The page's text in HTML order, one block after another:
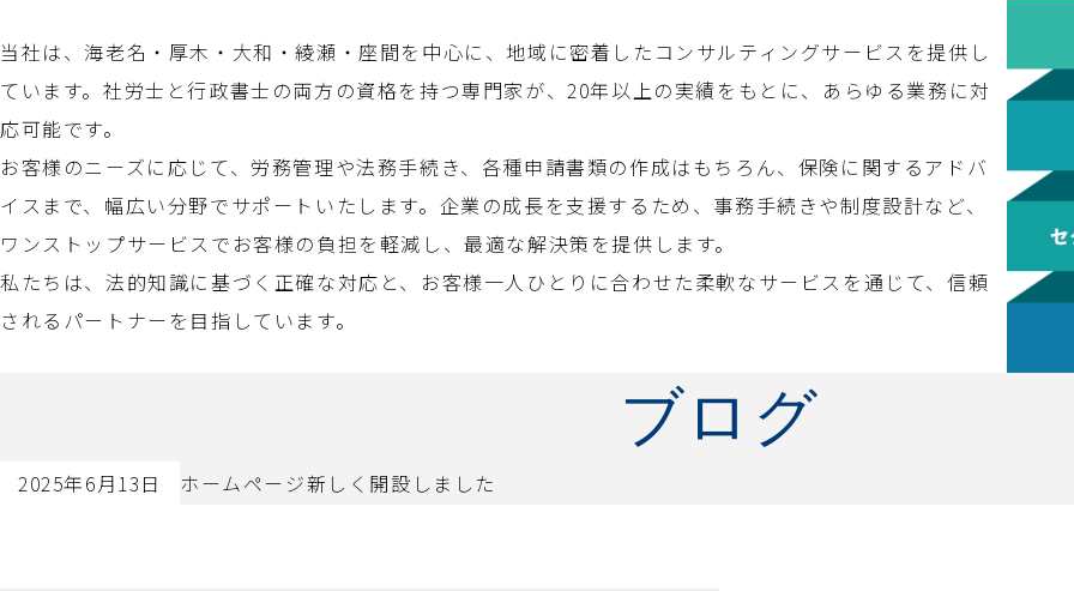
当社は、海老名・厚木・大和・綾瀬・座間を中心に、地域に密着したコンサルティングサービスを提供し
ています。社労士と行政書士の両方の資格を持つ専門家が、20年以上の実績をもとに、あらゆる業務に対
応可能です。
お客様のニーズに応じて、労務管理や法務手続き、各種申請書類の作成はもちろん、保険に関するアドバ
イスまで、幅広い分野でサポートいたします。企業の成長を支援するため、事務手続きや制度設計など、
ワンストップサービスでお客様の負担を軽減し、最適な解決策を提供します。
私たちは、法的知識に基づく正確な対応と、お客様一人ひとりに合わせた柔軟なサービスを通じて、信頼
されるパートナーを目指しています。
ブログ
ホームページ新しく開設しました
2025年6月13日